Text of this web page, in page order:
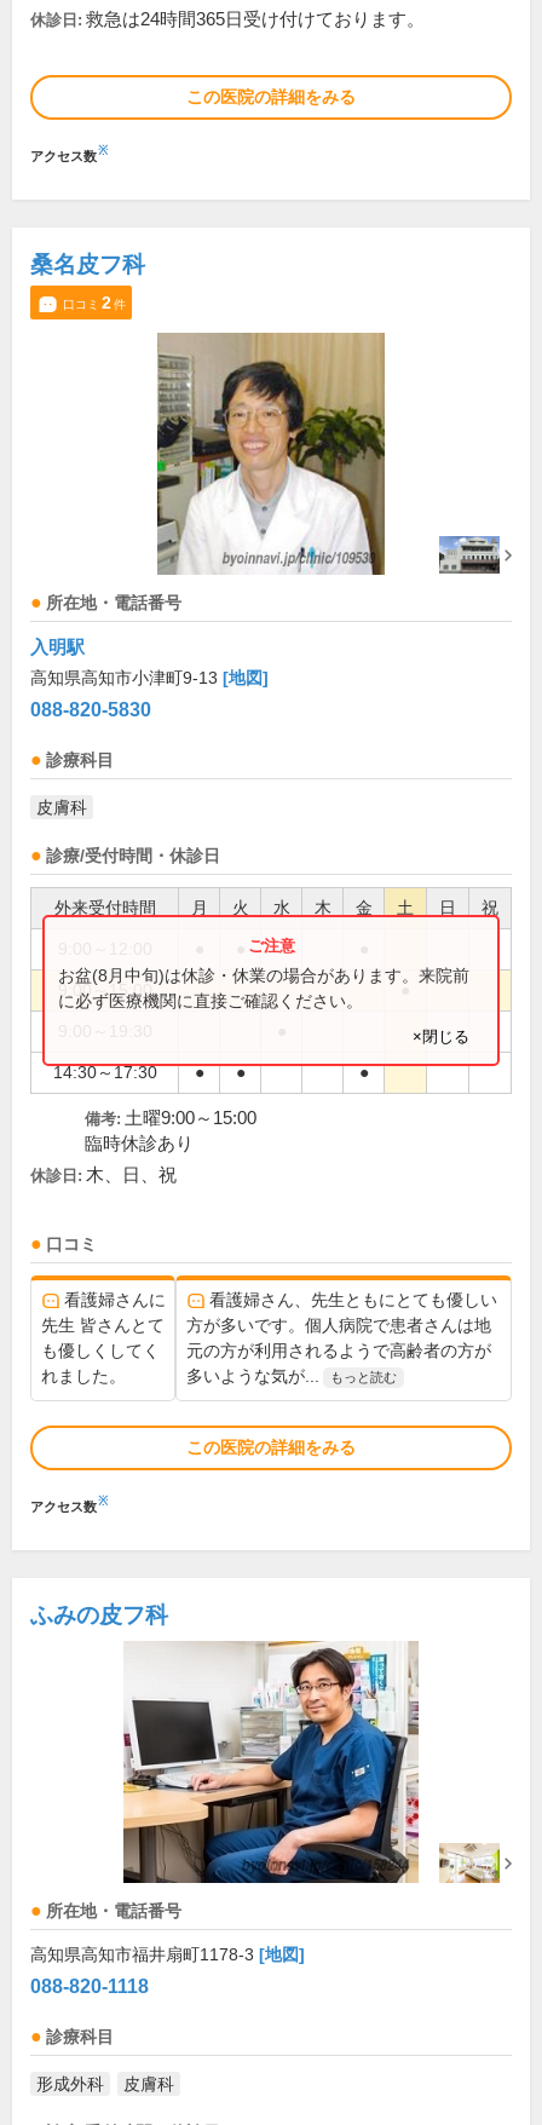
休診日: 救急は24時間365日受け付けております。
この医院の詳細をみる
アクセス数※
桑名皮フ科
口コミ 2件
所在地・電話番号
入明駅
高知県高知市小津町9-13 [地図]
088-820-5830
診療科目
皮膚科
診療/受付時間・休診日
外来受付時間 月 火 水 木 金 土 日 祝
9:00～15:00 ●
14:30～17:30 ● ● ●
お盆(8月中旬)は休診・休業の場合があります。来院前
に必ず医療機関に直接ご確認ください。
×閉じる
備考: 土曜9:00～15:00
臨時休診あり
休診日: 木、日、祝
口コミ
看護婦さんに
先生 皆さんとて
も優しくしてく
れました。
看護婦さん、先生ともにとても優しい
方が多いです。個人病院で患者さんは地
元の方が利用されるようで高齢者の方が
多いような気が...
もっと読む
この医院の詳細をみる
アクセス数※
ふみの皮フ科
所在地・電話番号
高知県高知市福井扇町1178-3 [地図]
088-820-1118
診療科目
形成外科 皮膚科